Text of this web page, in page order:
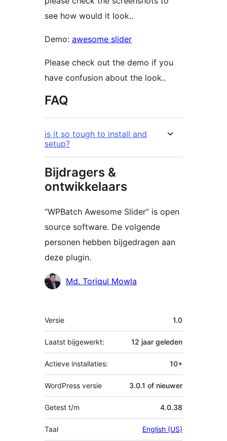
see how would it look..
Demo: awesome slider
Please check out the demo if you
have confusion about the look..
FAQ
is it so tough to install and
setup?
Bijdragers &
ontwikkelaars
“WPBatch Awesome Slider” is open
source software. De volgende
personen hebben bijgedragen aan
deze plugin.
BijdragersMd. Toriqul Mowla
Meta
Versie 1.0
Laatst bijgewerkt: 12 jaar geleden
Actieve installaties: 10+
WordPress versie 3.0.1 of nieuwer
Getest t/m 4.0.38
Taal English (US)